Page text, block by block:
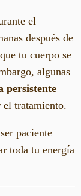
el
después de
tu cuerpo se
algunas
persistente
el tratamiento.
paciente
toda tu energía